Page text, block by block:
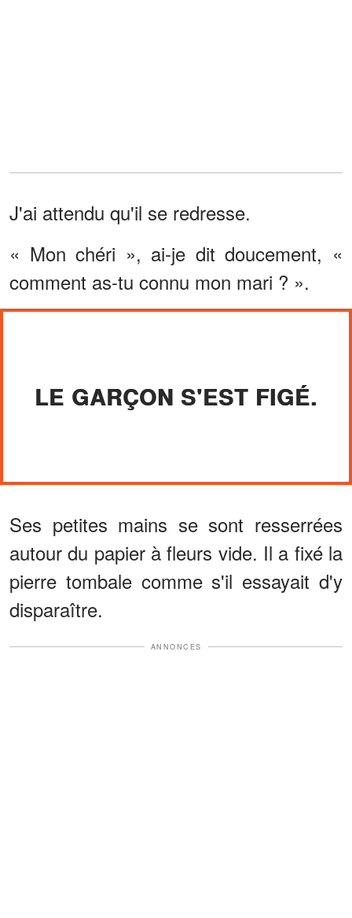
J'ai attendu qu'il se redresse.
« Mon chéri », ai-je dit doucement, «
comment as-tu connu mon mari ? ».
LE GARÇON S'EST FIGÉ.
Ses petites mains se sont resserrées
autour du papier à fleurs vide. Il a fixé la
pierre tombale comme s'il essayait d'y
disparaître.
ANNONCES